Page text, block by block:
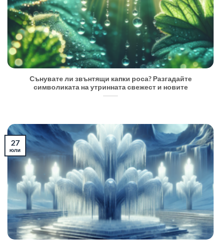
Сънувате ли звънтящи капки роса? Разгадайте
символиката на утринната свежест и новите
27
юли